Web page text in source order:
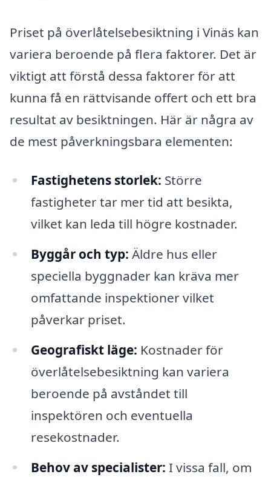
Priset på överlåtelsebesiktning i Vinäs kan
variera beroende på flera faktorer. Det är
viktigt att förstå dessa faktorer för att
kunna få en rättvisande offert och ett bra
resultat av besiktningen. Här är några av
de mest påverkningsbara elementen:
Fastighetens storlek: Större
fastigheter tar mer tid att besikta,
vilket kan leda till högre kostnader.
Byggår och typ: Äldre hus eller
speciella byggnader kan kräva mer
omfattande inspektioner vilket
påverkar priset.
Geografiskt läge: Kostnader för
överlåtelsebesiktning kan variera
beroende på avståndet till
inspektören och eventuella
resekostnader.
Behov av specialister: I vissa fall, om